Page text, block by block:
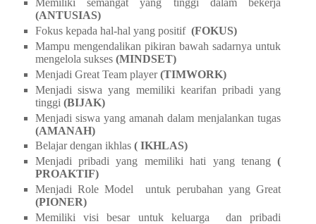
(ANTUSIAS)
Fokus kepada hal-hal yang positif (FOKUS)
Mampu mengendalikan pikiran bawah sadarnya untuk
mengelola sukses (MINDSET)
Menjadi Great Team player(TIMWORK)
Menjadi siswa yang memiliki kearifan pribadi yang
tinggi (BIJAK)
Menjadi siswa yang amanah dalam menjalankan tugas
(AMANAH)
Belajar dengan ikhlas ( IKHLAS)
Menjadi pribadi yang memiliki hati yang tenang(
PROAKTIF)
Menjadi Role Model untuk perubahan yang Great
(PIONER)
Memiliki visi besar untuk keluarga dan pribadi